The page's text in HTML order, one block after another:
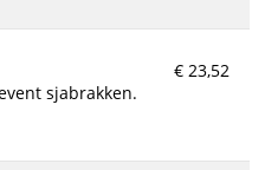
€ 23,52